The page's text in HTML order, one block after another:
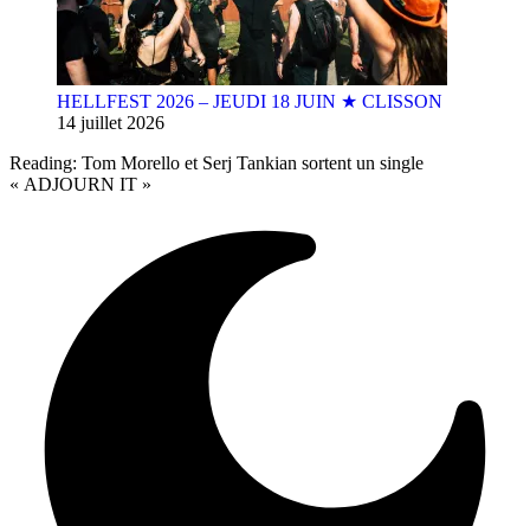
HELLFEST 2026 – JEUDI 18 JUIN ★ CLISSON
14 juillet 2026
Reading: Tom Morello et Serj Tankian sortent un single
« ADJOURN IT »